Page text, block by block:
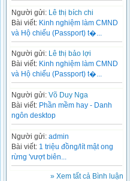
Người gửi: Lê thị bích chi
Bài viết: Kinh nghiệm làm CMND
và Hộ chiếu (Passport) t�...
Người gửi:
Lê thị bảo lợi
Bài viết: Kinh nghiệm làm CMND
và Hộ chiếu (Passport) t�...
Người gửi: Võ Duy Nga
Bài viết: Phần mềm hay - Danh
ngôn desktop
Người gửi: admin
Bài viết: 1 triệu đồng/lít mật ong
rừng 'vượt biên...
» Xem tất cả Bình luận